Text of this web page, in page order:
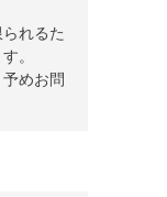
れるた
。
めお問